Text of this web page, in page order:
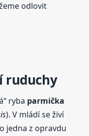
odlovit
ruduchy
ryba parmička
). V mládí se živí
jedna z opravdu